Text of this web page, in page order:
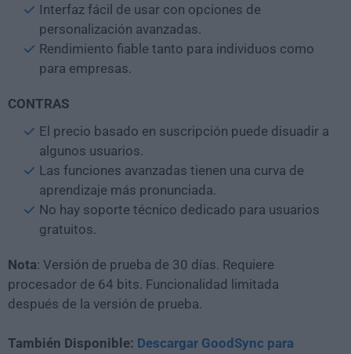
Interfaz fácil de usar con opciones de
personalización avanzadas.
Rendimiento fiable tanto para individuos como
para empresas.
CONTRAS
El precio basado en suscripción puede disuadir a
algunos usuarios.
Las funciones avanzadas tienen una curva de
aprendizaje más pronunciada.
No hay soporte técnico dedicado para usuarios
gratuitos.
Nota: Versión de prueba de 30 días. Requiere
procesador de 64 bits. Funcionalidad limitada
después de la versión de prueba.
También Disponible: Descargar GoodSync para